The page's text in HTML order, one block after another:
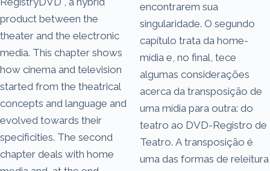
product between the
theater and the electronic
media. This chapter shows
how cinema and television
started from the theatrical
concepts and language and
evolved towards their
specificities. The second
chapter deals with home
encontrarem sua
singularidade. O segundo
capítulo trata da home-
mídia e, no final, tece
algumas considerações
acerca da transposição de
uma mídia para outra: do
teatro ao DVD-Registro de
Teatro. A transposição é
uma das formas de releitura